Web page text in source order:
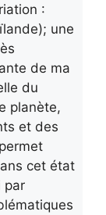
:
une
de ma
du
planète,
et des
cet état
par